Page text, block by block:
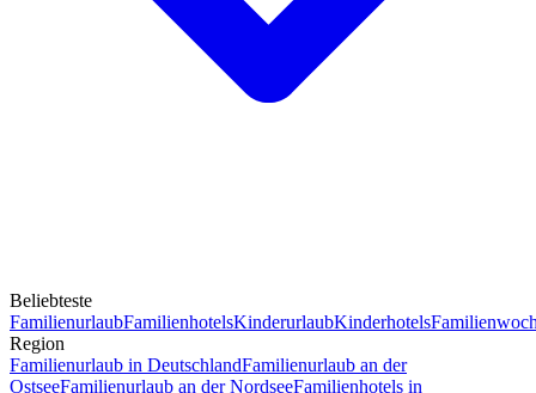
Beliebteste
FamilienurlaubFamilienhotelsKinderurlaubKinderhotels
Region
Familienurlaub in DeutschlandFamilienurlaub an der
OstseeFamilienurlaub an der NordseeFamilienhotels in